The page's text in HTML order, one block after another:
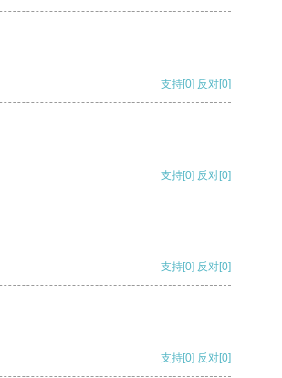
支持[0] 反对[0]
支持[0] 反对[0]
支持[0] 反对[0]
支持[0] 反对[0]